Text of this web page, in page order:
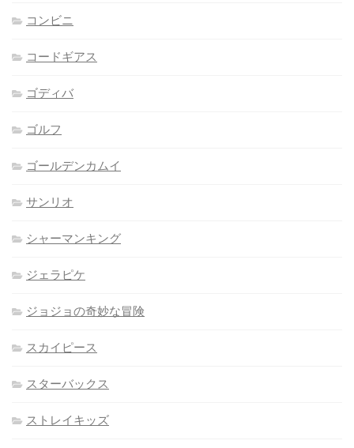
コンビニ
コードギアス
ゴディバ
ゴルフ
ゴールデンカムイ
サンリオ
シャーマンキング
ジェラピケ
ジョジョの奇妙な冒険
スカイピース
スターバックス
ストレイキッズ